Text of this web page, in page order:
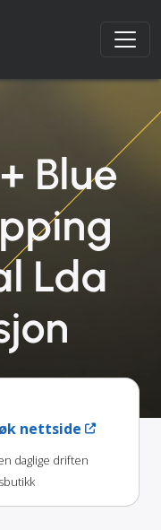
Blue
Lda
nettside
daglige driften